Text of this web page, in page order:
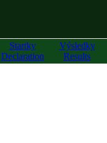
Startky
Declaration
Výsledky
Results